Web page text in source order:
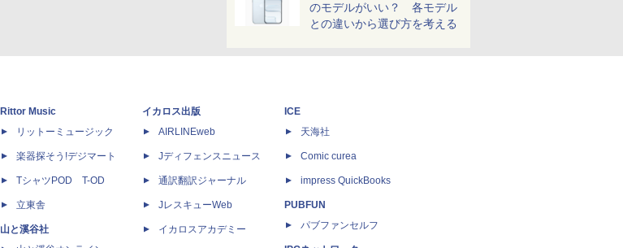
のモデルがいい？ 各モデル
との違いから選び方を考える
Rittor Music
リットーミュージック
楽器探そう!デジマート
TシャツPOD T-OD
立東舎
山と溪谷社
イカロス出版
AIRLINEweb
Jディフェンスニュース
通訳翻訳ジャーナル
JレスキューWeb
イカロスアカデミー
ICE
天海社
Comic curea
impress QuickBooks
PUBFUN
パブファンセルフ